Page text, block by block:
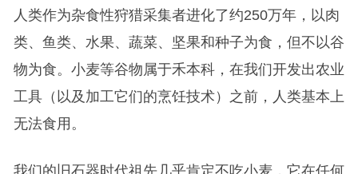
人类作为杂食性狩猎采集者进化了约250万年，以肉
类、鱼类、水果、蔬菜、坚果和种子为食，但不以谷
物为食。小麦等谷物属于禾本科，在我们开发出农业
工具（以及加工它们的烹饪技术）之前，人类基本上
无法食用。